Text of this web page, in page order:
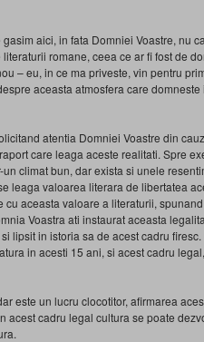
aici, in fata Domniei Voastre, nu
romane, ceea ce ar fi fost de
– eu, in ce ma priveste, vin pentru
aceasta atmosfera care
atentia Domniei Voastre din
care leaga aceste realitati. Spre
climat bun, dar exista si unele
leaga valoarea literara de libertatea
cu aceasta valoare a literaturii,
Voastra ati instaurat aceasta
lipsit in istoria sa de acest cadru
in acesti 15 ani, si acest cadru
este un lucru clocotitor, afirmarea
acest cadru legal cultura se poate